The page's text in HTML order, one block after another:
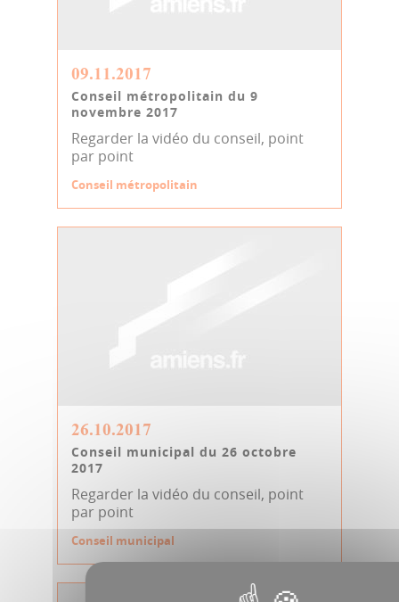
09.11.2017
Conseil métropolitain du 9
novembre 2017
Regarder la vidéo du conseil, point
par point
Conseil métropolitain
26.10.2017
Conseil municipal du 26 octobre
2017
Regarder la vidéo du conseil, point
par point
Conseil municipal